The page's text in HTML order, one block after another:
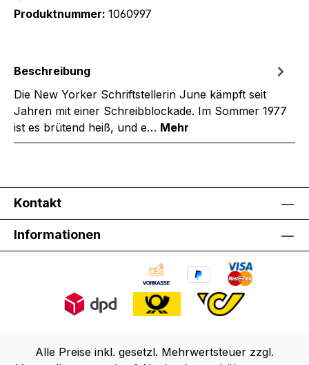
Produktnummer: 1060997
Beschreibung
Die New Yorker Schriftstellerin June kämpft seit
Jahren mit einer Schreibblockade. Im Sommer 1977
ist es brütend heiß, und e… Mehr
Kontakt
Informationen
Alle Preise inkl. gesetzl. Mehrwertsteuer zzgl.